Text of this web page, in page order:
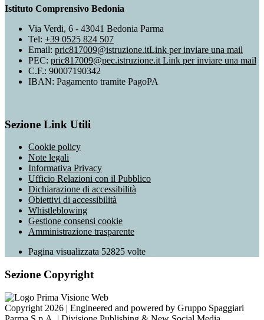
Istituto Comprensivo Bedonia
Via Verdi, 6 - 43041 Bedonia Parma
Tel: +39 0525 824 507
Email: pric817009@istruzione.itLink per inviare una mail
PEC: pric817009@pec.istruzione.it Link per inviare una mail
C.F.: 90007190342
IBAN: Pagamento tramite PagoPA
Sezione Link Utili
Cookie policy
Note legali
Informativa Privacy
Ufficio Relazioni con il Pubblico
Dichiarazione di accessibilità
Obiettivi di accessibilità
Whistleblowing
Gestione consensi cookie
Amministrazione trasparente
Pagina visualizzata 52825 volte
Sezione Copyright
Copyright 2026 | Engineered and powered by Gruppo Spaggiari